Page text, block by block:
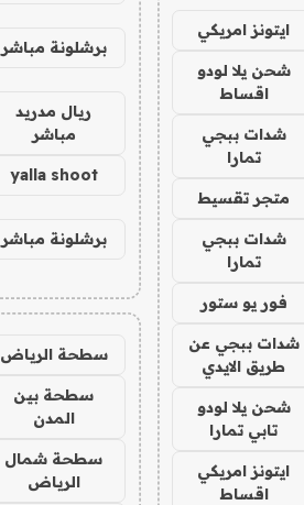
ايتونز امريكي
شحن يلا لودو
اقساط
شدات ببجي
تمارا
متجر تقسيط
شدات ببجي
تمارا
فور يو ستور
شدات ببجي عن
طريق الايدي
شحن يلا لودو
تابي تمارا
ايتونز امريكي
اقساط
برشلونة مباشر
ريال مدريد
مباشر
yalla shoot
برشلونة مباشر
سطحة الرياض
سطحة بين
المدن
سطحة شمال
الرياض